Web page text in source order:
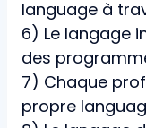
language à
6) Le langage
des
7) Chaque
propre